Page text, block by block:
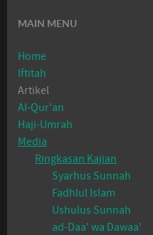
MAIN MENU
Home
Iftitah
Artikel
Al-Qur'an
Haji-Umrah
Media
Ringkasan Kajian
Syarhus Sunnah
Fadhlul Islam
Ushulus Sunnah
ad-Daa' wa Dawaa'